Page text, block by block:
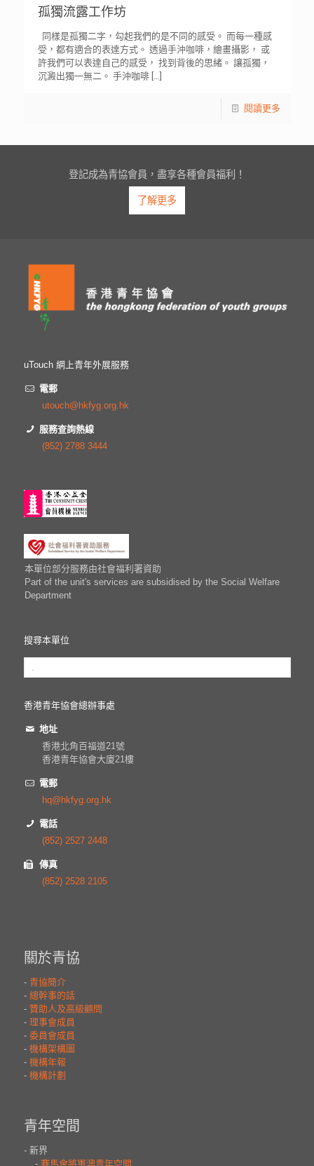
孤獨流露工作坊
同樣是孤獨二字，勾起我們的是不同的感受。 而每一種感
受，都有適合的表達方式。 透過手沖咖啡，繪畫攝影， 或
許我們可以表達自己的感受， 找到背後的思緒。 讓孤獨，
沉澱出獨一無二。 手沖咖啡[…]
閱讀更多
登記成為青協會員，盡享各種會員福利！
了解更多
uTouch 網上青年外展服務
電郵
utouch@hkfyg.org.hk
服務查詢熱線
(852) 2788 3444
本單位部分服務由社會福利署資助
Part of the unit's services are subsidised by the Social Welfare
Department
搜尋本單位
香港青年協會總辦事處
地址
香港北角百福道21號
香港青年協會大廈21樓
電郵
hq@hkfyg.org.hk
電話
(852) 2527 2448
傳真
(852) 2528 2105